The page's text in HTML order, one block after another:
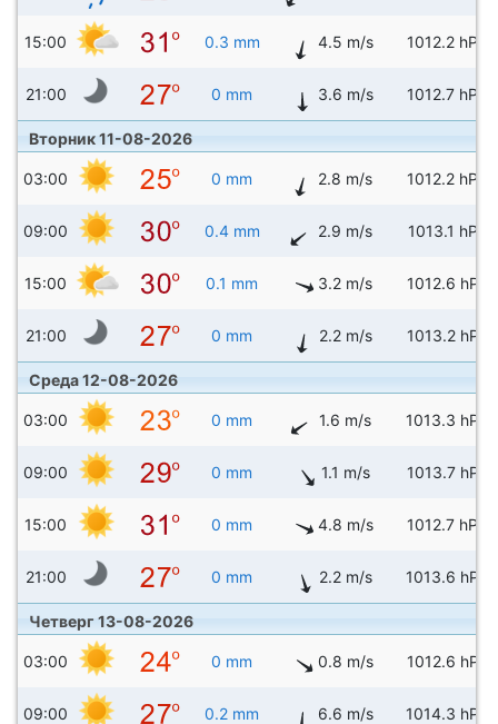
15:00 0.3 mm 4.5 m/s 1012.2 hPa
21:00 0 mm 3.6 m/s 1012.7 hPa
Вторник 11-08-2026
03:00 0 mm 2.8 m/s 1012.2 hPa
09:00 0.4 mm 2.9 m/s 1013.1 hPa
15:00 0.1 mm 3.2 m/s 1012.6 hPa
21:00 0 mm 2.2 m/s 1013.2 hPa
Среда 12-08-2026
03:00 0 mm 1.6 m/s 1013.3 hPa
09:00 0 mm 1.1 m/s 1013.7 hPa
15:00 0 mm 4.8 m/s 1012.7 hPa
21:00 0 mm 2.2 m/s 1013.6 hPa
Четверг 13-08-2026
03:00 0 mm 0.8 m/s 1012.6 hPa
09:00 0.2 mm 6.6 m/s 1014.3 hPa